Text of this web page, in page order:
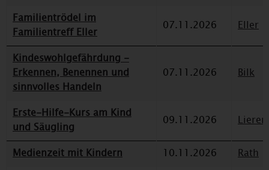
Familientrödel im
Familientreff Eller
07.11.2026 Eller
Kindeswohlgefährdung -
Erkennen, Benennen und
sinnvolles Handeln
07.11.2026 Bilk
Erste-Hilfe-Kurs am Kind
und Säugling
09.11.2026
Medienzeit mit Kindern 10.11.2026
Rath